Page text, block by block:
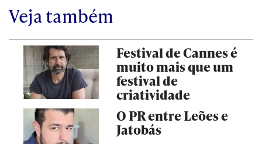
Veja também
Festival de Cannes é
muito mais que um
festival de
criatividade
O PR entre Leões e
Jatobás